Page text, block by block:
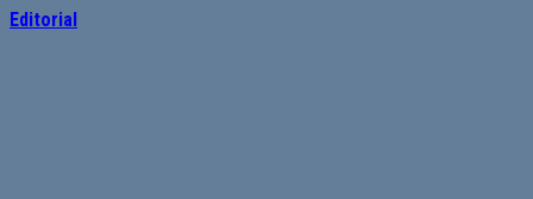
Editorial